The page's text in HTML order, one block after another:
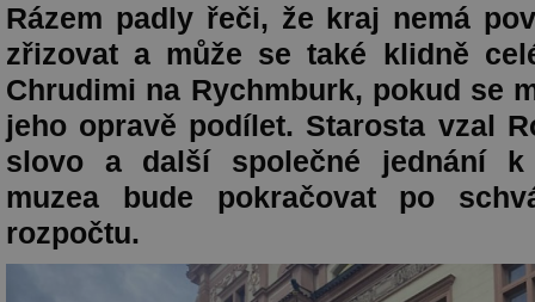
Rázem padly řeči, že kraj nemá
zřizovat a může se také klidně
Chrudimi na Rychmburk, pokud se
jeho opravě podílet. Starosta vzal
slovo a další společné jednání k
muzea bude pokračovat po
rozpočtu.